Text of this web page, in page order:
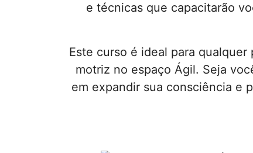
e técnicas que capacitarão
Este curso é ideal para
motriz no espaço Ágil. Seja
em expandir sua consciência e